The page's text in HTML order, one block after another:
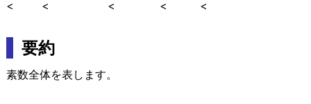
要約
素数全体を表します。